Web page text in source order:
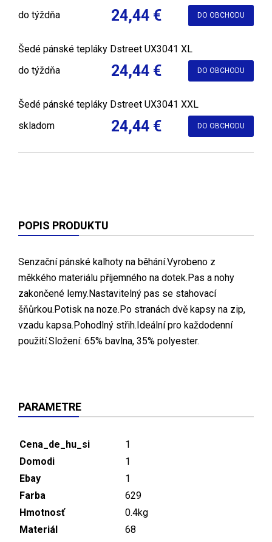
do týždňa
24,44 € DO OBCHODU
Šedé pánské tepláky Dstreet UX3041 XL
do týždňa
24,44 € DO OBCHODU
Šedé pánské tepláky Dstreet UX3041 XXL
skladom
24,44 € DO OBCHODU
POPIS PRODUKTU
Senzační pánské kalhoty na běhání.Vyrobeno z
měkkého materiálu příjemného na dotek.Pas a nohy
zakončené lemy.Nastavitelný pas se stahovací
šňůrkou.Potisk na noze.Po stranách dvě kapsy na zip,
vzadu kapsa.Pohodlný střih.Ideální pro každodenní
použití.Složení: 65% bavlna, 35% polyester.
PARAMETRE
Cena_de_hu_si
1
Domodi
1
Ebay
1
Farba
629
Hmotnosť
0.4kg
Materiál
68